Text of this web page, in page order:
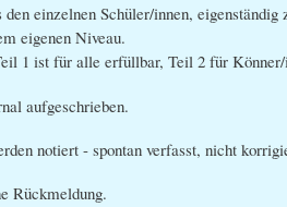
einzelnen Schüler/innen,
eigenen Niveau.
1 ist für alle erfüllbar, Teil 2 für
aufgeschrieben.
notiert - spontan verfasst, nicht
Rückmeldung.